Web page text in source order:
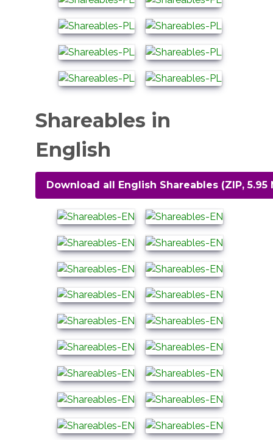
Shareables in
English
Download all English Shareables (ZIP, 5.95